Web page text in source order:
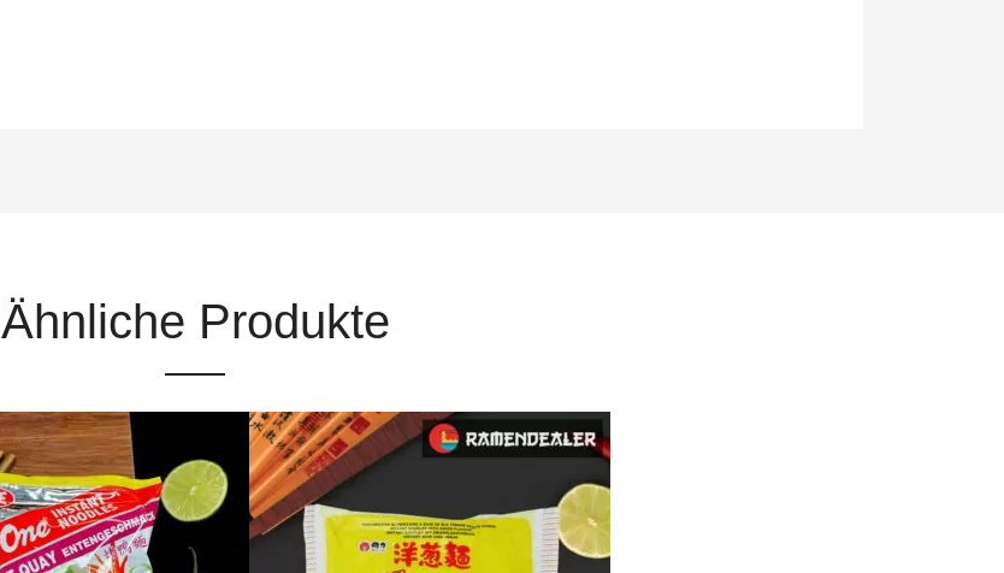
Ähnliche Produkte